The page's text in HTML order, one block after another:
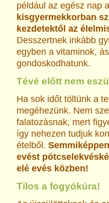
például az egész nap
kisgyermekkorban
kezdetektől az
Desszertnek inkább
egyben a vitaminok,
gondoskodhatunk.
Tévé előtt nem
Ha sok időt töltünk a
megéhezünk. Nem
falatozásnak, mert
így nehezen tudjuk
ételből.
evést
elé evés közben!
Tilos a fogyókúra!